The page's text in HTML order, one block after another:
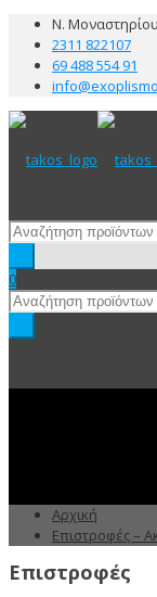
Ν.
2311 822107
69 488 554 91
0
Αρχική
Επιστροφές –
Επιστροφές